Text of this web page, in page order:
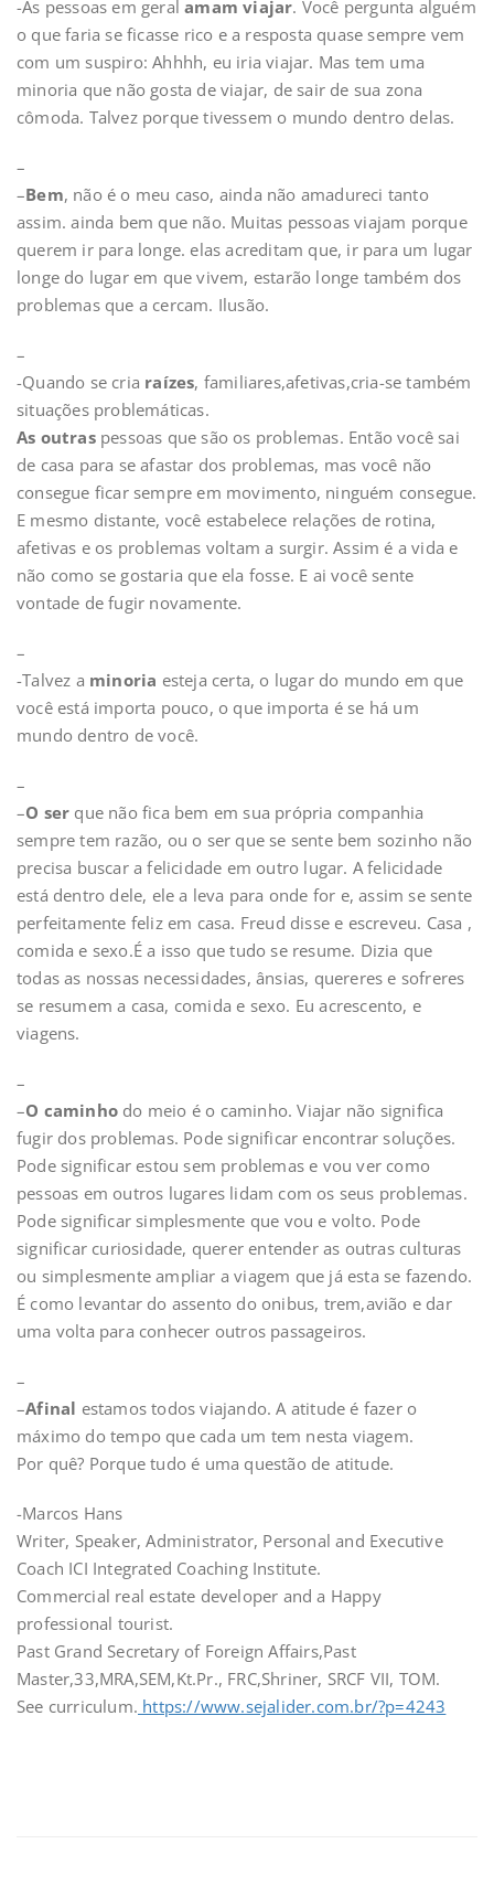
-As pessoas em geralamam viajar. Você pergunta alguém
o que faria se ficasse rico e a resposta quase sempre vem
com um suspiro: Ahhhh, eu iria viajar. Mas tem uma
minoria que não gosta de viajar, de sair de sua zona
cômoda. Talvez porque tivessem o mundo dentro delas.
–
–Bem, não é o meu caso, ainda não amadureci tanto
assim. ainda bem que não. Muitas pessoas viajam porque
querem ir para longe. elas acreditam que, ir para um lugar
longe do lugar em que vivem, estarão longe também dos
problemas que a cercam. Ilusão.
–
-Quando se cria raízes, familiares,afetivas,cria-se também
situações problemáticas.
As outraspessoas que são os problemas. Então você sai
de casa para se afastar dos problemas, mas você não
consegue ficar sempre em movimento, ninguém consegue.
E mesmo distante, você estabelece relações de rotina,
afetivas e os problemas voltam a surgir. Assim é a vida e
não como se gostaria que ela fosse. E ai você sente
vontade de fugir novamente.
–
-Talvez a minoria esteja certa, o lugar do mundo em que
você está importa pouco, o que importa é se há um
mundo dentro de você.
–
–O ser que não fica bem em sua própria companhia
sempre tem razão, ou o ser que se sente bem sozinho não
precisa buscar a felicidade em outro lugar. A felicidade
está dentro dele, ele a leva para onde for e, assim se sente
perfeitamente feliz em casa. Freud disse e escreveu. Casa ,
comida e sexo.É a isso que tudo se resume. Dizia que
todas as nossas necessidades, ânsias, quereres e sofreres
se resumem a casa, comida e sexo. Eu acrescento, e
viagens.
–
–O caminho do meio é o caminho. Viajar não significa
fugir dos problemas. Pode significar encontrar soluções.
Pode significar estou sem problemas e vou ver como
pessoas em outros lugares lidam com os seus problemas.
Pode significar simplesmente que vou e volto. Pode
significar curiosidade, querer entender as outras culturas
ou simplesmente ampliar a viagem que já esta se fazendo.
É como levantar do assento do onibus, trem,avião e dar
uma volta para conhecer outros passageiros.
–
–Afinal estamos todos viajando. A atitude é fazer o
máximo do tempo que cada um tem nesta viagem.
Por quê? Porque tudo é uma questão de atitude.
-Marcos Hans
Writer, Speaker, Administrator, Personal and Executive
Coach ICI Integrated Coaching Institute.
Commercial real estate developer and a Happy
professional tourist.
Past Grand Secretary of Foreign Affairs,Past
Master,33,MRA,SEM,Kt.Pr., FRC,Shriner, SRCF VII, TOM.
See curriculum. https://www.sejalider.com.br/?p=4243